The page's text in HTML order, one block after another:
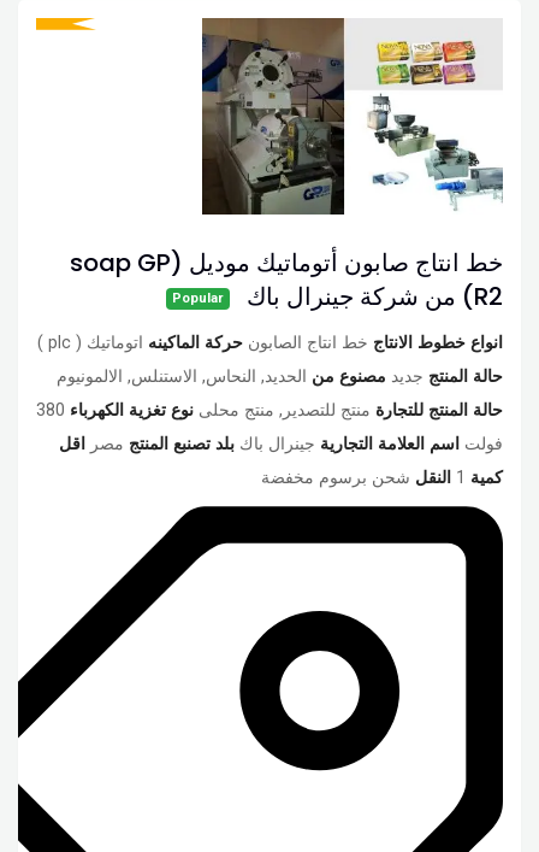
خط انتاج صابون أتوماتيك موديل (soap GP
R2) من شركة جينرال باك
Popular
انواع خطوط الانتاج خط انتاج الصابون حركة الماكينه اتوماتيك ( plc )
حالة المنتج جديد مصنوع من الحديد, النحاس, الاستنلس, الالمونيوم
حالة المنتج للتجارة منتج للتصدير, منتج محلى نوع تغزية الكهرباء 380
فولت اسم العلامة التجارية جينرال باك بلد تصنبع المنتج مصر
اقل
كمية 1 النقل شحن برسوم مخفضة